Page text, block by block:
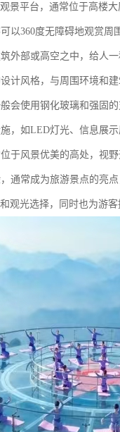
景平台，通常位于高楼
360度无障碍地观赏周
部或高空之中，给人一
风格，与周围环境和建
使用钢化玻璃和强固的
如LED灯光、信息展示
风景优美的高处，视野
常成为旅游景点的亮点
观光选择，同时也为游客